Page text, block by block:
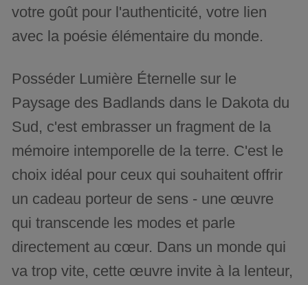
votre goût pour l'authenticité, votre lien
avec la poésie élémentaire du monde.
Posséder Lumière Éternelle sur le
Paysage des Badlands dans le Dakota du
Sud, c'est embrasser un fragment de la
mémoire intemporelle de la terre. C'est le
choix idéal pour ceux qui souhaitent offrir
un cadeau porteur de sens - une œuvre
qui transcende les modes et parle
directement au cœur. Dans un monde qui
va trop vite, cette œuvre invite à la lenteur,